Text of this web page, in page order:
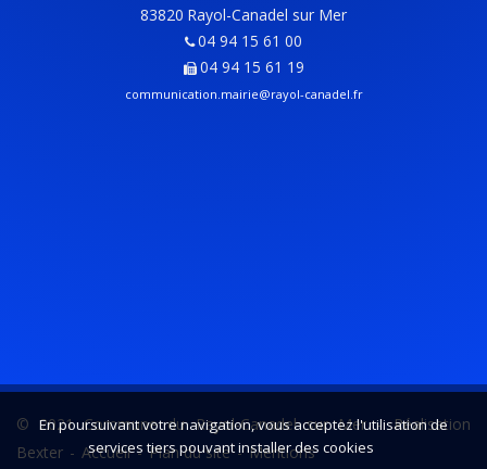
83820 Rayol-Canadel sur Mer
04 94 15 61 00
04 94 15 61 19
communication.mairie@rayol-canadel.fr
© 2021 Commune du Rayol-Canadel sur Mer -Réalisation
Bexter - Accueil- Plan du site-Mentions
En poursuivant votre navigation, vous acceptez l'utilisation de
services tiers pouvant installer des cookies